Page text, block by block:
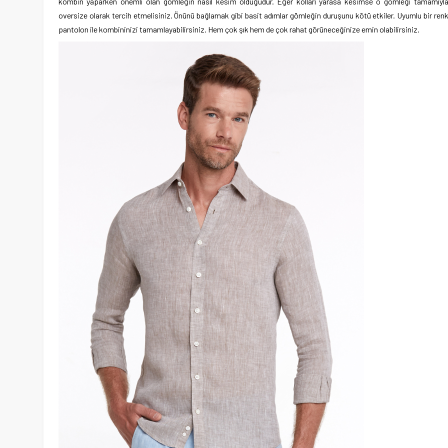
oversize olarak tercih etmelisiniz. Önünü bağlamak gibi basit adımlar gömleğin duruşunu kötü etkiler. Uyumlu bir renk
pantolon ile kombininizi tamamlayabilirsiniz. Hem çok şık hem de çok rahat görüneceğinize emin olabilirsiniz.